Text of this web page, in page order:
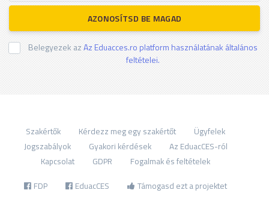
AZONOSÍTSD BE MAGAD
Belegyezek azAz Eduacces.ro platform használatának általános
feltételei.
Szakértők Kérdezz meg egy szakértőt
Ügyfelek
Jogszabályok
Gyakori kérdések
Az EduacCES-ról
Kapcsolat
GDPR Fogalmak és feltételek
FDP EduacCES Támogasd ezt a projektet